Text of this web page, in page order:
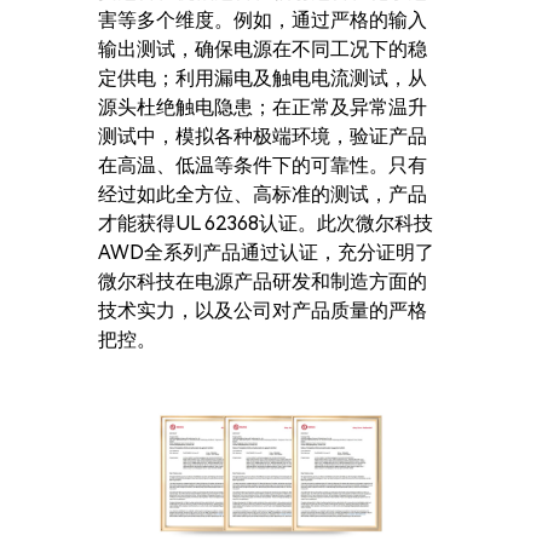
害等多个维度。例如，通过严格的输入
输出测试，确保电源在不同工况下的稳
定供电；利用漏电及触电电流测试，从
源头杜绝触电隐患；在正常及异常温升
测试中，模拟各种极端环境，验证产品
在高温、低温等条件下的可靠性。只有
经过如此全方位、高标准的测试，产品
才能获得UL 62368认证。此次微尔科技
AWD全系列产品通过认证，充分证明了
微尔科技在电源产品研发和制造方面的
技术实力，以及公司对产品质量的严格
把控。